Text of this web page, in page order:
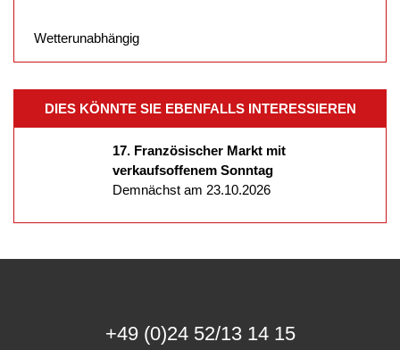
Wetterunabhängig
DIES KÖNNTE SIE EBENFALLS INTERESSIEREN
17. Französischer Markt mit
verkaufsoffenem Sonntag
Demnächst am 23.10.2026
+49 (0)24 52/13 14 15